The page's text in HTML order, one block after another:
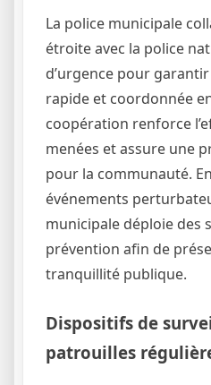
La police municipale
étroite avec la police
d’urgence pour
rapide et coordonnée
coopération renforce
menées et assure une
pour la communauté.
événements
municipale déploie des
prévention afin de
tranquillité publique.
Dispositifs de
patrouilles